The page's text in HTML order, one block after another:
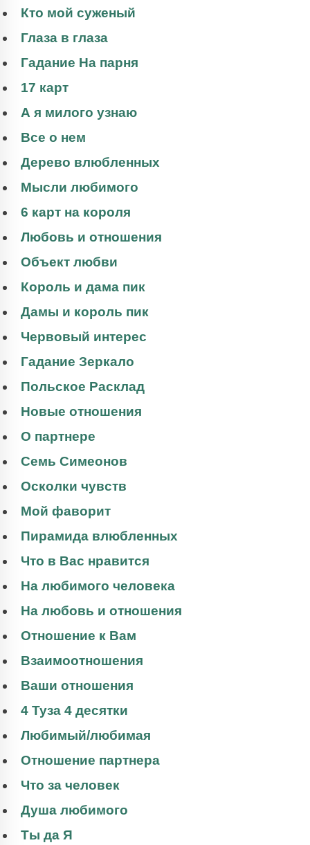
Кто мой суженый
Глаза в глаза
Гадание На парня
17 карт
А я милого узнаю
Все о нем
Дерево влюбленных
Мысли любимого
6 карт на короля
Любовь и отношения
Объект любви
Король и дама пик
Дамы и король пик
Червовый интерес
Гадание Зеркало
Польское Расклад
Новые отношения
О партнере
Семь Симеонов
Осколки чувств
Мой фаворит
Пирамида влюбленных
Что в Вас нравится
На любимого человека
На любовь и отношения
Отношение к Вам
Взаимоотношения
Ваши отношения
4 Туза 4 десятки
Любимый/любимая
Отношение партнера
Что за человек
Душа любимого
Ты да Я